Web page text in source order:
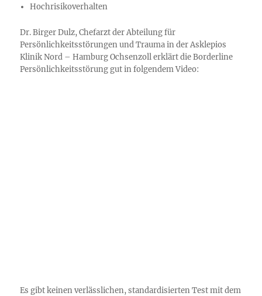
Hochrisikoverhalten
Dr. Birger Dulz, Chefarzt der Abteilung für
Persönlichkeitsstörungen und Trauma in der Asklepios
Klinik Nord – Hamburg Ochsenzoll erklärt die Borderline
Persönlichkeitsstörung gut in folgendem Video:
Es gibt keinen verlässlichen, standardisierten Test mit dem